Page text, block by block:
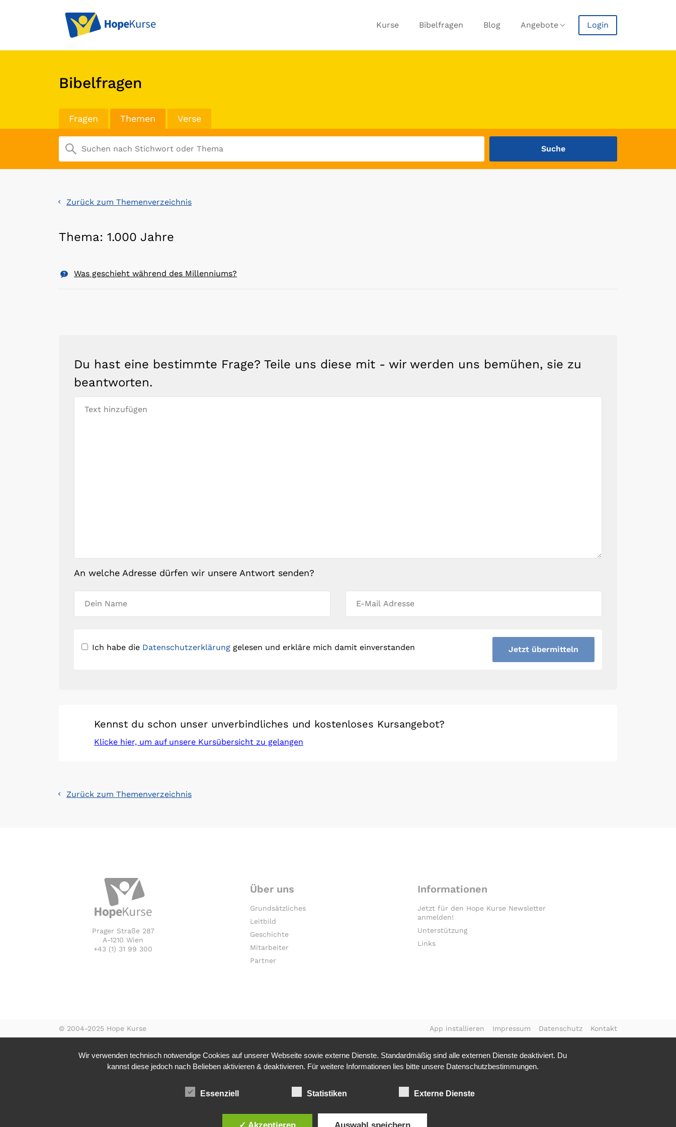
Kurse Bibelfragen Blog Angebote Login
Bibelfragen
Fragen Themen Verse
Zurück zum Themenverzeichnis
Thema: 1.000 Jahre
Was geschieht während des Millenniums?
Du hast eine bestimmte Frage? Teile uns diese mit - wir werden uns bemühen, sie zu
beantworten.
An welche Adresse dürfen wir unsere Antwort senden?
Ich habe die Datenschutzerklärung gelesen und erkläre mich damit einverstanden Jetzt übermitteln
Kennst du schon unser unverbindliches und kostenloses Kursangebot?
Klicke hier, um auf unsere Kursübersicht zu gelangen
Zurück zum Themenverzeichnis
Prager Straße 287
A-1210 Wien
+43 (1) 31 99 300
Über uns
Grundsätzliches
Leitbild
Geschichte
Mitarbeiter
Partner
Informationen
Jetzt für den Hope Kurse Newsletter
anmelden!
Unterstützung
Links
© 2004-2025 Hope Kurse App installieren Impressum Datenschutz Kontakt
Wir verwenden technisch notwendige Cookies auf unserer Webseite sowie externe Dienste. Standardmäßig sind alle externen Dienste deaktiviert. Du
kannst diese jedoch nach Belieben aktivieren & deaktivieren. Für weitere Informationen lies bitte unsere Datenschutzbestimmungen.
Essenziell Statistiken Externe Dienste
✓ Akzeptieren Auswahl speichern